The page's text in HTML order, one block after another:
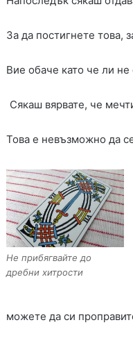
За да постигнете това,
Вие обаче като че ли не
Сякаш вярвате, че
Това е невъзможно да
Не прибягвайте до
дребни хитрости
можете да си